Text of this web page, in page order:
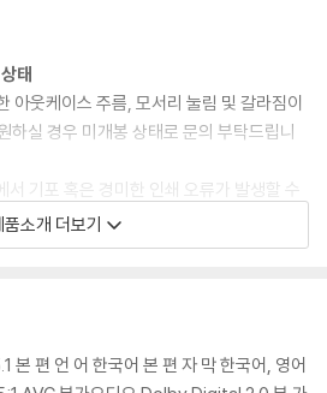
태
아웃케이스 주름, 모서리 눌림 및 갈라짐이
하실 경우 미개봉 상태로 문의 부탁드립니
기포 혹은 경미한 인쇄 오류가 발생할 수
호필름이 붙어 판매되기도 합니다. 보호필
카톤 박스로 재포장한 경우, 카톤박스 손상
.
태 불량에 의한 교환/반품 신청시 불량 확
품소개 더보기
편 언 어 한국어 본 편 자 막 한국어, 영어